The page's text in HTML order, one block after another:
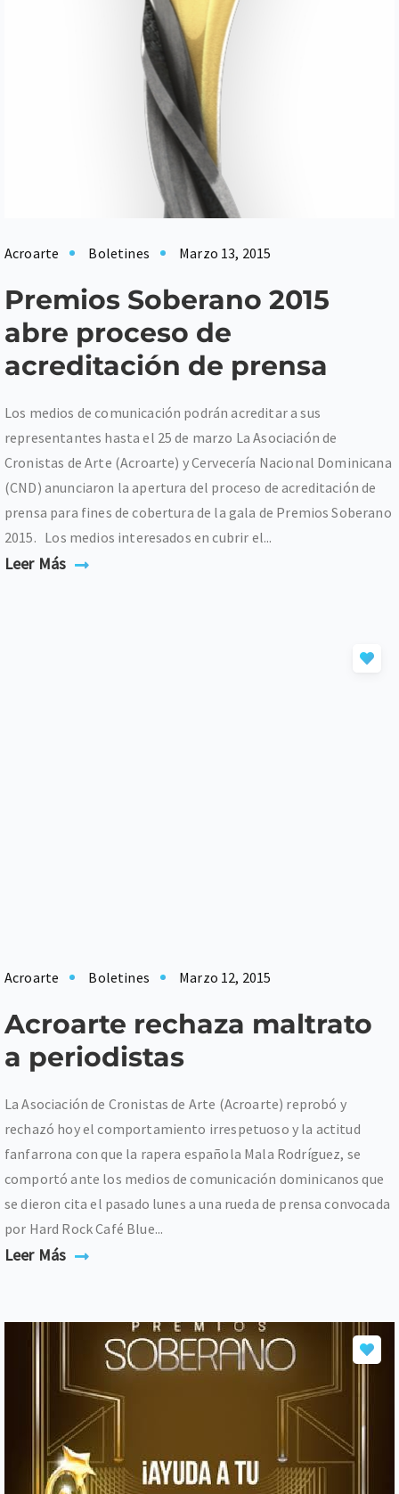
Acroarte Boletines Marzo 13, 2015
Premios Soberano 2015
abre proceso de
acreditación de prensa
Los medios de comunicación podrán acreditar a sus
representantes hasta el 25 de marzo La Asociación de
Cronistas de Arte (Acroarte) y Cervecería Nacional Dominicana
(CND) anunciaron la apertura del proceso de acreditación de
prensa para fines de cobertura de la gala de Premios Soberano
2015. Los medios interesados en cubrir el...
Leer Más
Acroarte Boletines Marzo 12, 2015
Acroarte rechaza maltrato
a periodistas
La Asociación de Cronistas de Arte (Acroarte) reprobó y
rechazó hoy el comportamiento irrespetuoso y la actitud
fanfarrona con que la rapera española Mala Rodríguez, se
comportó ante los medios de comunicación dominicanos que
se dieron cita el pasado lunes a una rueda de prensa convocada
por Hard Rock Café Blue...
Leer Más